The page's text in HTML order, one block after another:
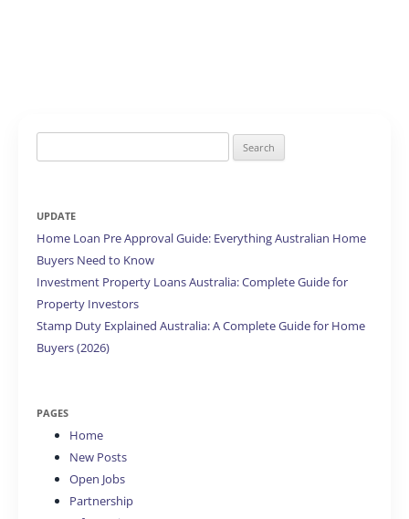
for:
UPDATE
Home Loan Pre Approval Guide: Everything Australian Home
Buyers Need to Know
Investment Property Loans Australia: Complete Guide for
Property Investors
Stamp Duty Explained Australia: A Complete Guide for Home
Buyers (2026)
PAGES
Home
New Posts
Open Jobs
Partnership